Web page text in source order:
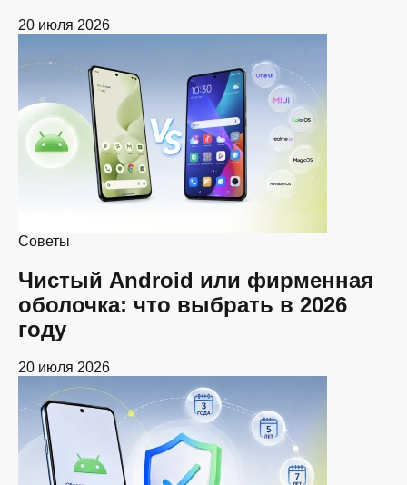
20 июля 2026
Советы
Чистый Android или фирменная
оболочка: что выбрать в 2026
году
20 июля 2026